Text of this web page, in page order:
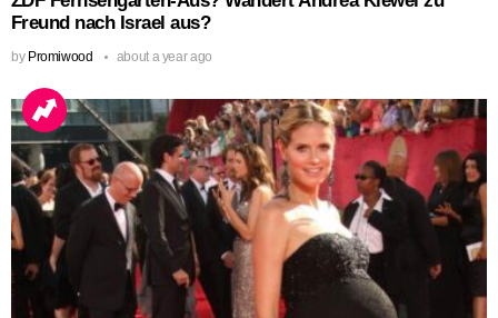
Freund nach Israel aus?
by Promiwood about a year ago